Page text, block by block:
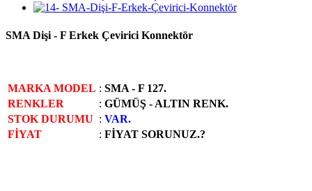
SMA Dişi - F Erkek Çevirici Konnektör
MARKA MODEL : SMA - F 127.
RENKLER
: GÜMÜŞ - ALTIN RENK.
STOK DURUMU : VAR.
FİYAT
: FİYAT SORUNUZ.?